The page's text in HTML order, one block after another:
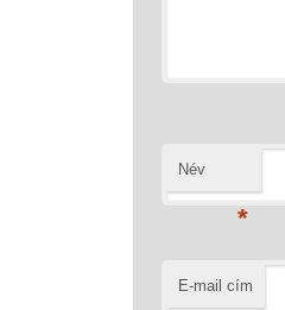
Név
*
E-mail cím